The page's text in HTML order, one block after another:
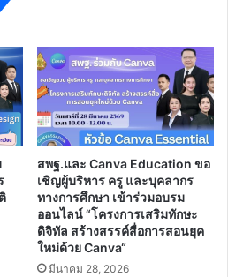
สพฐ.และ Canva Education ขอ
เชิญผู้บริหาร ครู และบุคลากร
ทางการศึกษา เข้าร่วมอบรม
ออนไลน์ “โครงการเสริมทักษะ
ดิจิทัล สร้างสรรค์สื่อการสอนยุค
ใหม่ด้วย Canva“
มีนาคม 28, 2026